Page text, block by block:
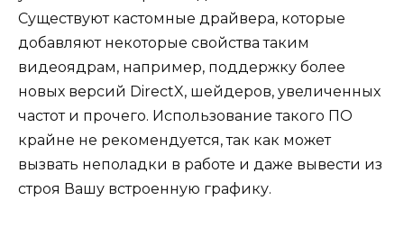
Существуют кастомные драйвера, которые
добавляют некоторые свойства таким
видеоядрам, например, поддержку более
новых версий DirectX, шейдеров, увеличенных
частот и прочего. Использование такого ПО
крайне не рекомендуется, так как может
вызвать неполадки в работе и даже вывести из
строя Вашу встроенную графику.